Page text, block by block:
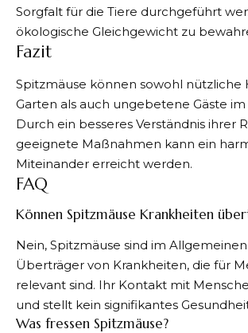
Sorgfalt für die Tiere durchgeführt
ökologische Gleichgewicht zu
Fazit
Spitzmäuse können sowohl nützliche
Garten als auch ungebetene Gäste im
Durch ein besseres Verständnis ihrer
geeignete Maßnahmen kann ein
Miteinander erreicht werden.
FAQ
Können Spitzmäuse Krankheiten
Nein, Spitzmäuse sind im
Überträger von Krankheiten, die für
relevant sind. Ihr Kontakt mit
und stellt kein signifikantes
Was fressen Spitzmäuse?